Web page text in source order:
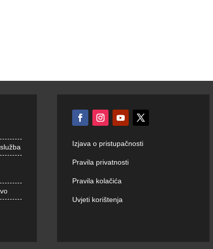
Izjava o pristupačnosti
Pravila privatnosti
Pravila kolačića
Uvjeti korištenja